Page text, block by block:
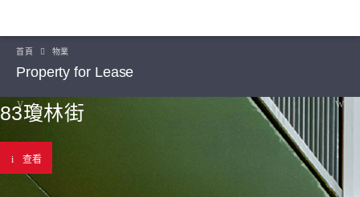
首頁 物業
Property for Lease
83瓊林街
查看